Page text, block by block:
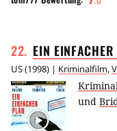
22. EIN EINFACHER
US(1998) | Kriminalfilm,
und